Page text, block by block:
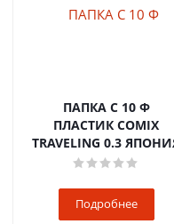
ПАПКА С 10 Ф
ПЛАСТИК COMIX
TRAVELING 0.3
Подробнее